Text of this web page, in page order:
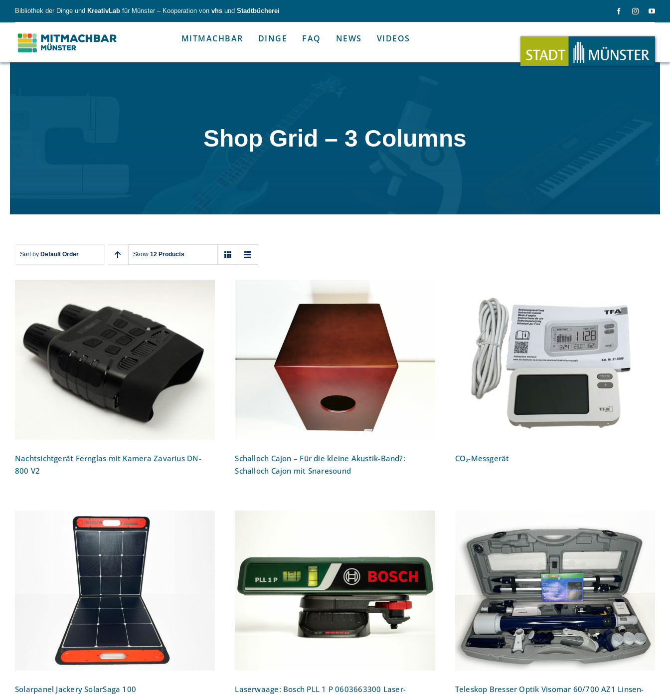
content
Bibliothek der Dinge und KreativLab für Münster – Kooperation von vhs und Stadtbücherei
MITMACHBAR DINGE
Forschen
Alles für kleine & große Entdecker.
Werkzeug & Alltagshelfer
Nimm die Dinge selbst in die Hand.
Medien & Kommunikation
Kommunikative Gimmicks & coole Gadgets
Musik
Alles zum Tasten, Zupfen, Schlagen.
FAQ NEWS VIDEOS
Shop Grid – 3 Columns
Sort by Default Order Show 12 Products
Nachtsichtgerät Fernglas mit Kamera
Zavarius DN-800 V2
Nachtsichtgerät Fernglas mit Kamera Zavarius DN-
800 V2
Schalloch Cajon – Für die kleine Akustik-
Band?: Schalloch Cajon mit Snaresound
Schalloch Cajon – Für die kleine Akustik-Band?:
Schalloch Cajon mit Snaresound
CO₂-Messgerät
CO₂-Messgerät
Solarpanel Jackery SolarSaga 100
Solarpanel Jackery SolarSaga 100
Laserwaage: Bosch PLL 1 P 0603663300
Laser-Wasserwaage
Laserwaage: Bosch PLL 1 P 0603663300 Laser-
Teleskop Bresser Optik Visomar 60/700
AZ1 Linsen-Teleskop
Teleskop Bresser Optik Visomar 60/700 AZ1 Linsen-